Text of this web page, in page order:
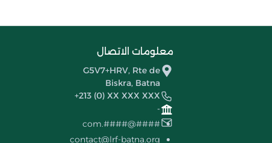
معلومات الاتصال
G5V7+HRV, Rte de
Biskra, Batna
+213 (0) XX XXX XXX
-
####@####.com
contact@lrf-batna.org